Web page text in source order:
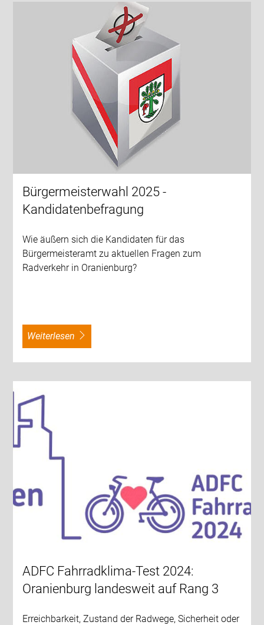
Bürgermeisterwahl 2025 -
Kandidatenbefragung
Wie äußern sich die Kandidaten für das
Bürgermeisteramt zu aktuellen Fragen zum
Radverkehr in Oranienburg?
weiterlesen
ADFC Fahrradklima-Test 2024:
Oranienburg landesweit auf Rang 3
Erreichbarkeit, Zustand der Radwege, Sicherheit oder